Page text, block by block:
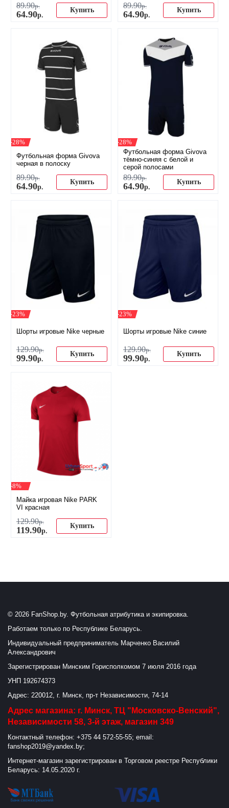
89.90р.
64.90р.
Купить
89.90р.
64.90р.
Купить
-28%
Футбольная форма Givova
черная в полоску
89.90р.
64.90р.
Купить
-28%
Футбольная форма Givova
тёмно-синяя с белой и
серой полосами
89.90р.
64.90р.
Купить
-23%
Шорты игровые Nike черные
129.90р.
99.90р.
Купить
-23%
Шорты игровые Nike синие
129.90р.
99.90р.
Купить
-8%
Майка игровая Nike PARK
VI красная
129.90р.
119.90р.
Купить
© 2026 FanShop.by. Футбольная атрибутика и экипировка.
Работаем только по Республике Беларусь.
Индивидуальный предприниматель Марченко Василий
Александрович
Зарегистрирован Минским Горисполкомом 7 июля 2016 года
УНП 192674373
Адрес: 220012, г. Минск, пр-т Независимости, 74-14
Адрес магазина: г. Минск, ТЦ "Московско-Венский",
Независимости 58, 3-й этаж, магазин 349
Контактный телефон: +375 44 572-55-55; email:
fanshop2019@yandex.by;
Интернет-магазин зарегистрирован в Торговом реестре Республики
Беларусь: 14.05.2020 г.